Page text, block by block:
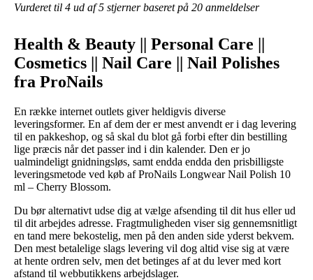
Vurderet til 4 ud af 5 stjerner baseret på 20 anmeldelser
Health & Beauty || Personal Care ||
Cosmetics || Nail Care || Nail Polishes
fra ProNails
En række internet outlets giver heldigvis diverse
leveringsformer. En af dem der er mest anvendt er i dag levering
til en pakkeshop, og så skal du blot gå forbi efter din bestilling
lige præcis når det passer ind i din kalender. Den er jo
ualmindeligt gnidningsløs, samt endda endda den prisbilligste
leveringsmetode ved køb af ProNails Longwear Nail Polish 10
ml – Cherry Blossom.
Du bør alternativt udse dig at vælge afsending til dit hus eller ud
til dit arbejdes adresse. Fragtmuligheden viser sig gennemsnitligt
en tand mere bekostelig, men på den anden side yderst bekvem.
Den mest betalelige slags levering vil dog altid vise sig at være
at hente ordren selv, men det betinges af at du lever med kort
afstand til webbutikkens arbejdslager.